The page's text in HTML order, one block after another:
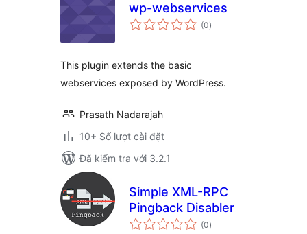
wp-webservices
(0tổng
đánh
)
This plugin extends the basic
webservices exposed by WordPress.
Prasath Nadarajah
10+ Số lượt cài đặt
Đã kiểm tra với 3.2.1
Simple XML-RPC
Pingback Disabler
(0tổng
đánh
)